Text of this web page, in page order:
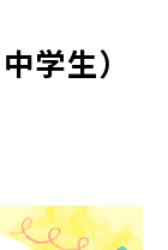
学生）